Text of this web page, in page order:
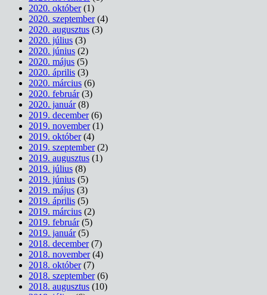
2020. október(1)
2020. szeptember(4)
2020. augusztus (3)
2020. július (3)
2020. június (2)
2020. május (5)
2020. április (3)
2020. március (6)
2020. február(3)
2020. január(8)
2019. december(6)
2019. november(1)
2019. október(4)
2019. szeptember(2)
2019. augusztus (1)
2019. július (8)
2019. június (5)
2019. május (3)
2019. április (5)
2019. március (2)
2019. február(5)
2019. január(5)
2018. december(7)
2018. november(4)
2018. október(7)
2018. szeptember(6)
2018. augusztus (10)